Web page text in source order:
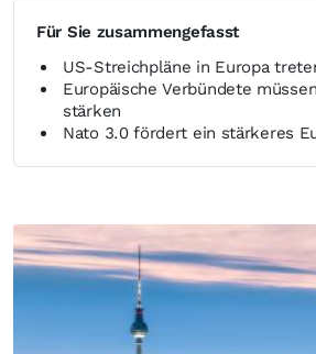
Für Sie zusammengefasst
US-Streichpläne in Europa
Europäische Verbündete
stärken
Nato 3.0 fördert ein stärkeres